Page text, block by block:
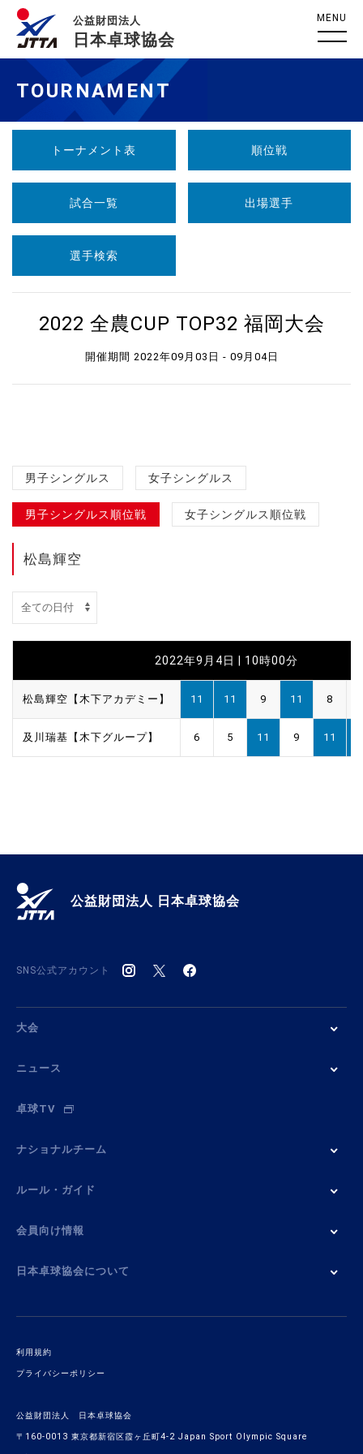
公益財団法人
日本卓球協会
MENU
TOURNAMENT
トーナメント表 順位戦
試合一覧 出場選手
選手検索
2022 全農CUP TOP32 福岡大会
開催期間 2022年09月03日 - 09月04日
男子シングルス 女子シングルス
男子シングルス順位戦 女子シングルス順位戦
松島輝空
2022年9月4日 | 10時00分
松島輝空【木下アカデミー】 11 11 9 11 8
及川瑞基【木下グループ】 6 5 11 9 11
公益財団法人 日本卓球協会
SNS公式アカウント
大会
ニュース
卓球TV
ナショナルチーム
ルール・ガイド
会員向け情報
日本卓球協会について
利用規約
プライバシーポリシー
公益財団法人 日本卓球協会
〒160-0013 東京都新宿区霞ヶ丘町4-2 Japan Sport Olympic Square